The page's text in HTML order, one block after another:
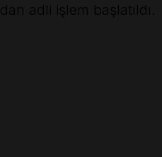
adli işlem başlatıldı.